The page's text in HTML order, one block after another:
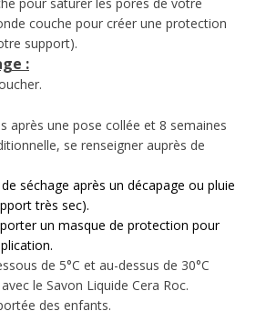
pour saturer les pores de votre
couche pour créer une protection
support).
:
après une pose collée et 8 semaines
se renseigner auprès de
séchage après un décapage ou pluie
très sec).
un masque de protection pour
de 5°C et au-dessus de 30°C
le Savon Liquide Cera Roc.
des enfants.